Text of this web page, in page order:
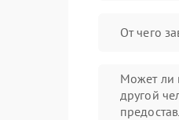
От чего
Может ли
другой